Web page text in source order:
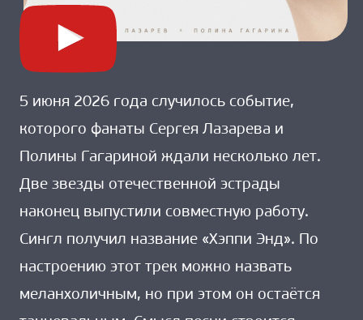
5 июня 2026 года случилось событие,
которого фанаты Сергея Лазарева и
Полины Гагариной ждали несколько лет.
Две звезды отечественной эстрады
наконец выпустили совместную работу.
Сингл получил название «Хэппи Энд». По
настроению этот трек можно назвать
меланхоличным, но при этом он остаётся